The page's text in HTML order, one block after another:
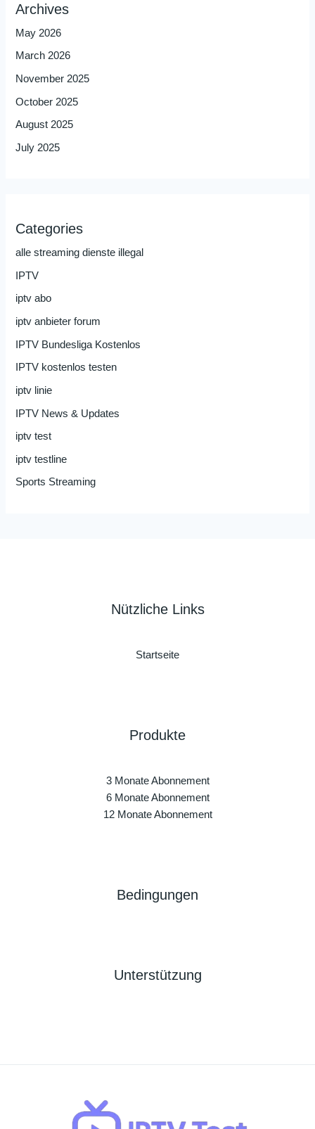
Archives
May 2026
March 2026
November 2025
October 2025
August 2025
July 2025
Categories
alle streaming dienste illegal
IPTV
iptv abo
iptv anbieter forum
IPTV Bundesliga Kostenlos
IPTV kostenlos testen
iptv linie
IPTV News & Updates
iptv test
iptv testline
Sports Streaming
Nützliche Links
Startseite
Produkte
3 Monate Abonnement
6 Monate Abonnement
12 Monate Abonnement
Bedingungen
Unterstützung